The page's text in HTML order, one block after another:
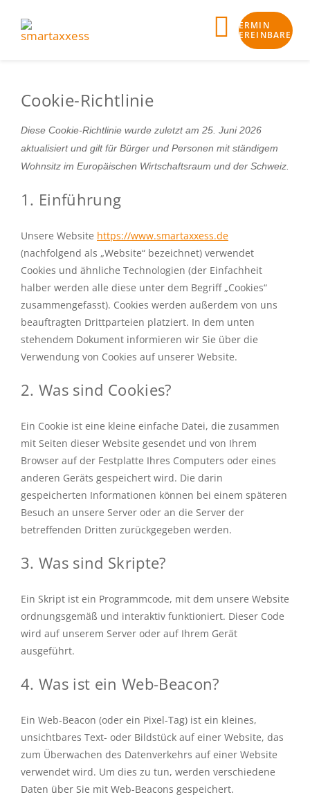
Toggle
Business-Check
Klarheit
Bankfähigkeit
Finanzierung
Begleitung
smartaxxess Angebot
Aktuelles
Über uns
TERMIN
VEREINBAREN
Cookie-Richtlinie
Diese Cookie-Richtlinie wurde zuletzt am 25. Juni 2026
aktualisiert und gilt für Bürger und Personen mit ständigem
Wohnsitz im Europäischen Wirtschaftsraum und der Schweiz.
1. Einführung
Unsere Website https://www.smartaxxess.de
(nachfolgend als „Website“ bezeichnet) verwendet
Cookies und ähnliche Technologien (der Einfachheit
halber werden alle diese unter dem Begriff „Cookies“
zusammengefasst). Cookies werden außerdem von uns
beauftragten Drittparteien platziert. In dem unten
stehendem Dokument informieren wir Sie über die
Verwendung von Cookies auf unserer Website.
2. Was sind Cookies?
Ein Cookie ist eine kleine einfache Datei, die zusammen
mit Seiten dieser Website gesendet und von Ihrem
Browser auf der Festplatte Ihres Computers oder eines
anderen Geräts gespeichert wird. Die darin
gespeicherten Informationen können bei einem späteren
Besuch an unsere Server oder an die Server der
betreffenden Dritten zurückgegeben werden.
3. Was sind Skripte?
Ein Skript ist ein Programmcode, mit dem unsere Website
ordnungsgemäß und interaktiv funktioniert. Dieser Code
wird auf unserem Server oder auf Ihrem Gerät
ausgeführt.
4. Was ist ein Web-Beacon?
Ein Web-Beacon (oder ein Pixel-Tag) ist ein kleines,
unsichtbares Text- oder Bildstück auf einer Website, das
zum Überwachen des Datenverkehrs auf einer Website
verwendet wird. Um dies zu tun, werden verschiedene
Daten über Sie mit Web-Beacons gespeichert.